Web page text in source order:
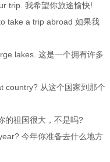
trip. 我希望你旅途愉快!
take a trip abroad 如果我
lakes. 这是一个拥有许多
country? 从这个国家到那个
的祖国很大，不是吗?
今年你准备去什么地方